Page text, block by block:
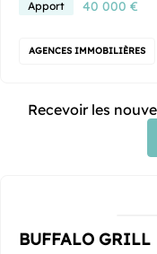
Recevoir les
Apport 40 000 €
AGENCES IMMOBILIÈRES
BUFFALO GRILL